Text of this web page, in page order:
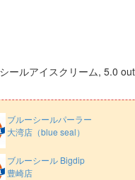
ールアイスクリーム,5.0
ブルーシールパーラー
大湾店（blue seal）
ブルーシール Bigdip
豊崎店